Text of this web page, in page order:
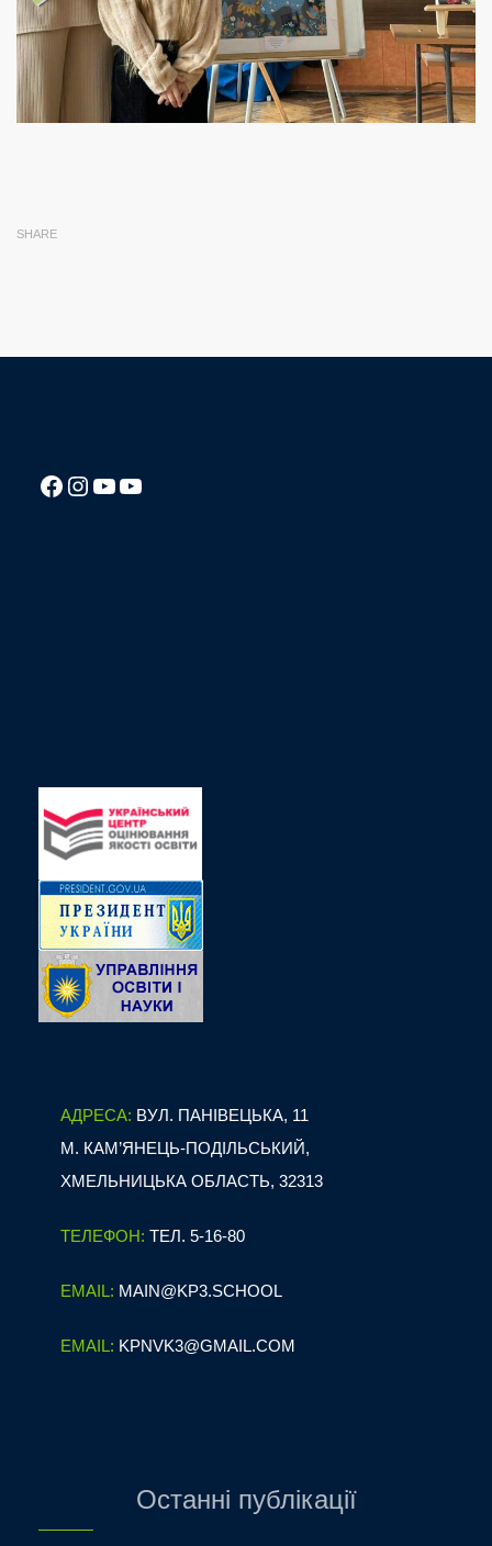
SHARE
Посилання на Facebook сторінку ліцею
Instagram
Посилання на YouTube канал ліцеюПосилання на YouTube канал ліцею
АДРЕСА: ВУЛ. ПАНІВЕЦЬКА, 11
М. КАМ’ЯНЕЦЬ-ПОДІЛЬСЬКИЙ,
ХМЕЛЬНИЦЬКА ОБЛАСТЬ, 32313
ТЕЛЕФОН: ТЕЛ. 5-16-80
EMAIL: MAIN@KP3.SCHOOL
EMAIL: KPNVK3@GMAIL.COM
Останні публікації